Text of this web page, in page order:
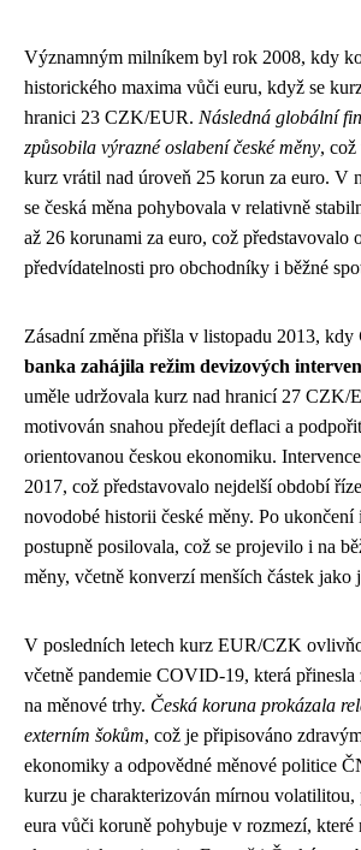
Významným milníkem byl rok 2008, kdy
historického maxima vůči euru, když se
hranici 23 CZK/EUR. Následná globální
způsobila výrazné oslabení české měny, což
kurz vrátil nad úroveň 25 korun za euro. V
se česká měna pohybovala v relativně
až 26 korunami za euro, což představovalo
předvídatelnosti pro obchodníky i běžné
Zásadní změna přišla v listopadu 2013, kdy
banka zahájila režim devizových
uměle udržovala kurz nad hranicí 27 CZK/
motivován snahou předejít deflaci a
orientovanou českou ekonomiku.
2017, což představovalo nejdelší období
novodobé historii české měny. Po ukončení
postupně posilovala, což se projevilo i na
měny, včetně konverzí menších částek jako
V posledních letech kurz EUR/CZK
včetně pandemie COVID-19, která
na měnové trhy. Česká koruna prokázala
externím šokům, což je připisováno
ekonomiky a odpovědné měnové politice
kurzu je charakterizován mírnou volatilitou,
eura vůči koruně pohybuje v rozmezí,